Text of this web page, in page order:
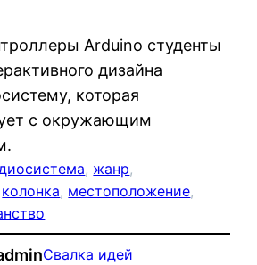
Arduino студенты
дизайна
которая
с окружающим
, жанр
колонка, местоположение
Свалка идей